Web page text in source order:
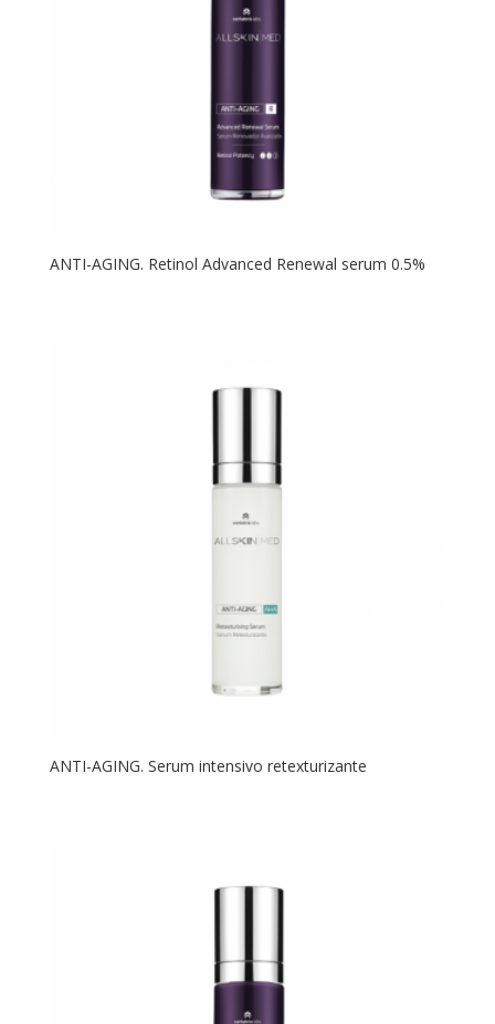
ANTI-AGING. Retinol Advanced Renewal serum 0.5%
ANTI-AGING. Serum intensivo retexturizante